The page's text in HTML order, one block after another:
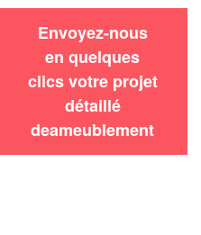
Envoyez-nous
en quelques
clics votre projet
détaillé
deameublement